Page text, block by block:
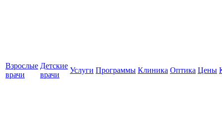
Взрослые
врачи
Детские
врачи
Услуги Программы Клиника Оптика Цены